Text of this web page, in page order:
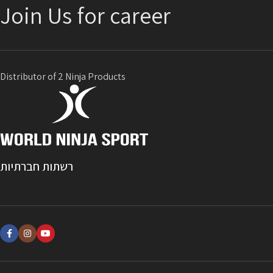
Join Us for career
Distributor of 2 Ninja Products
רשתות חברתיות